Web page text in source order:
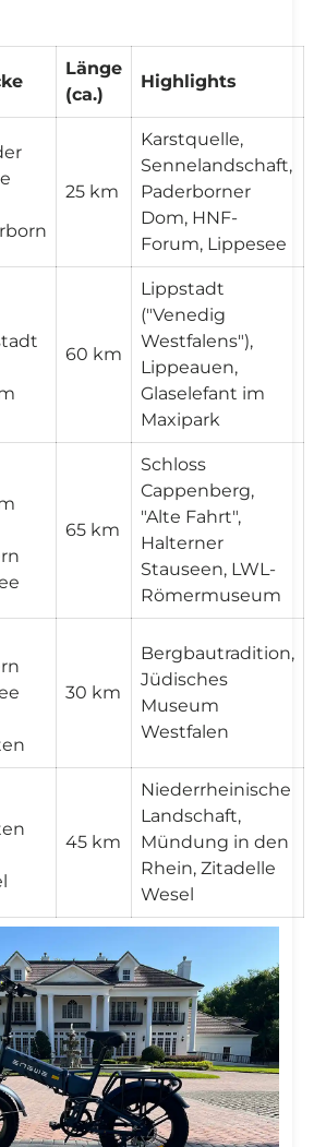
Länge
(ca.)
Highlights
25 km
Karstquelle,
Sennelandschaft,
Paderborner
Dom, HNF-
Forum, Lippesee
60 km
Lippstadt
("Venedig
Westfalens"),
Lippeauen,
Glaselefant im
Maxipark
65 km
Schloss
Cappenberg,
"Alte Fahrt",
Halterner
Stauseen, LWL-
Römermuseum
30 km
Bergbautradition,
Jüdisches
Museum
Westfalen
45 km
Niederrheinische
Landschaft,
Mündung in den
Rhein, Zitadelle
Wesel